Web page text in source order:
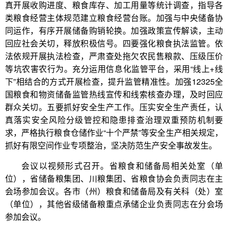
真开展收购进度、粮食库存、加工用量等统计调查，指导各
类粮食经营主体规范建立粮食经营台账。加强与中央储备协
同运作，有序开展储备购销轮换。加强政策宣传解读，主动
回应社会关切，释放积极信号。四要强化粮食执法监管。依
法依规开展执法检查，严肃查处拖欠农民售粮款、压级压价
等坑农害农行为。充分运用信息化监管平台，采用“线上+线
下”相结合的方式开展检查，提升监管精准性。加强12325全
国粮食和物资储备监管热线宣传和线索核查办理，及时回应
群众关切。五要抓好安全生产工作。压实安全生产责任，认
真落实安全风险分级管控和隐患排查治理双重预防机制要
求，严格执行粮食仓储作业“十个严禁”等安全生产相关规定，
抓好有限空间作业专项整治，坚决防范生产安全事故发生。
会议以视频形式召开。省粮食和储备局相关处室（单
位），省储备粮集团、川粮集团、省粮食协会负责同志在主
会场参加会议。各市（州）粮食和储备局及有关科（处）室
（单位），其他省级储备粮重点承储企业负责同志在分会场
参加会议。